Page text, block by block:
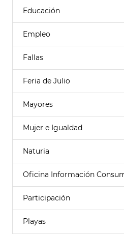
Educación
Empleo
Fallas
Feria de Julio
Mayores
Mujer e Igualdad
Naturia
Oficina Información
Participación
Playas